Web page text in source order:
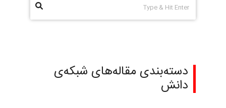
دسته‌بندی مقاله‌های شبکه‌ی
دانش